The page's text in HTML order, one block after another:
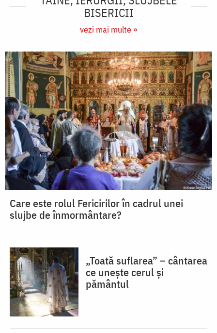
BISERICII
vezi mai multe »
Care este rolul Fericirilor în cadrul unei
slujbe de înmormântare?
„Toată suflarea” – cântarea
ce unește cerul și
pământul